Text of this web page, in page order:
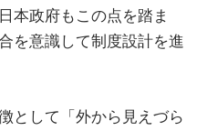
本政府もこの点を踏ま
を意識して制度設計を進
として「外から見えづら